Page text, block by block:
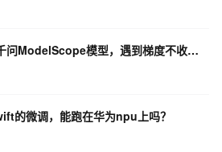
在昇腾910b用swift微调千问ModelScope模型，遇到梯度不收敛，微调后不起作用怎么解决？
的微调，能跑在华为npu上吗？